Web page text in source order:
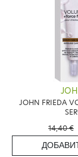
JOHN FRIEDA
14,40 €